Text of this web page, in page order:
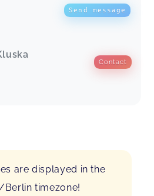
Send message
Contact
are displayed in the
timezone!